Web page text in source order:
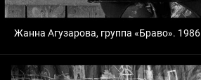
Жанна Агузарова, группа «Браво». 1986